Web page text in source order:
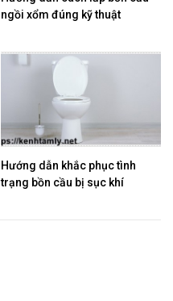
ngồi xổm đúng kỹ thuật
Hướng dẫn khắc phục tình
trạng bồn cầu bị sục khí